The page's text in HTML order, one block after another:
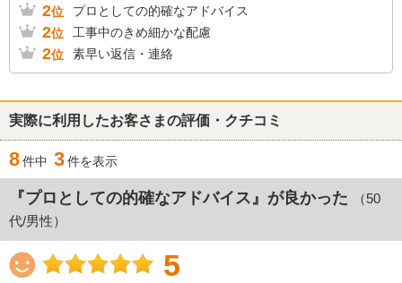
2位 プロとしての的確なアドバイス
2位 工事中のきめ細かな配慮
2位 素早い返信・連絡
実際に利用したお客さまの評価・クチコミ
8件中 3件を表示
『プロとしての的確なアドバイス』が良かった
（50
代/男性）
5